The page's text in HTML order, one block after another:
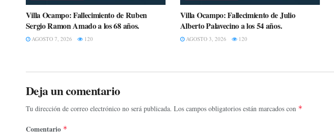
Villa Ocampo: Fallecimiento de Ruben
Sergio Ramon Amado a los 68 años.
AGOSTO 7, 2026 120
Villa Ocampo: Fallecimiento de Julio
Alberto Palavecino a los 54 años.
AGOSTO 3, 2026 120
Deja un comentario
Tu dirección de correo electrónico no será publicada. Los campos obligatorios están marcados con *
Comentario *